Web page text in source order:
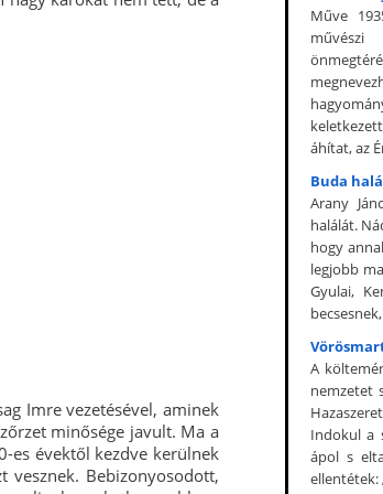
Imre vezetésével, aminek
minősége javult. Ma a
es évektől kezdve kerülnek
vesznek. Bebizonyosodott,
Műve
művészi
áhítat, az
Buda
Arany
halálát.
hogy
legjobb
Gyulai,
A
nemzetet
Indokul a
ápol s
ellentétek: